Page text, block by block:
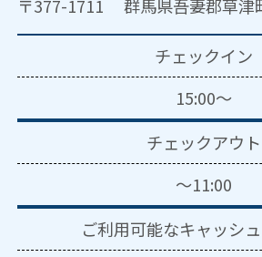
〒377-1711 群馬県吾妻郡草津
チェックイン
15:00～
チェックアウト
～11:00
ご利用可能なキャッシ